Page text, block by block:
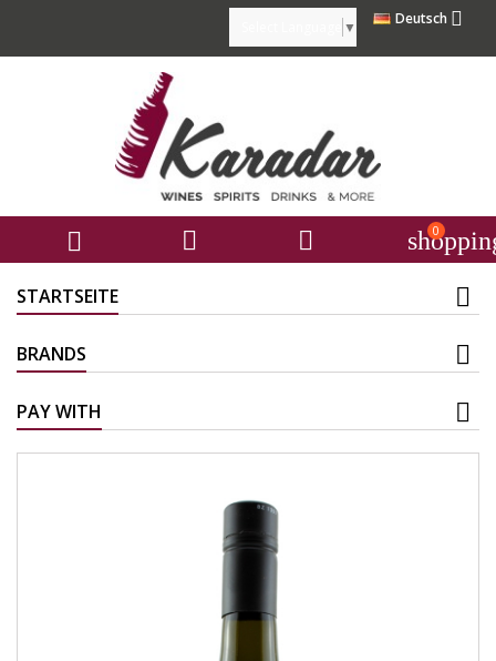
Deutsch 
▼
   0
STARTSEITE
BRANDS
PAY WITH